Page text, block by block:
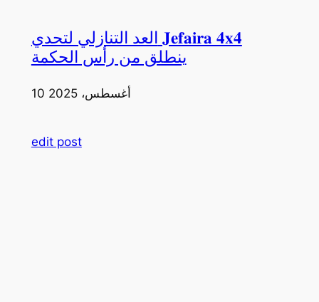
العد التنازلي لتحدي 𝐉𝐞𝐟𝐚𝐢𝐫𝐚 𝟒𝐱𝟒
ينطلق من رأس الحكمة
10 أغسطس، 2025
edit post